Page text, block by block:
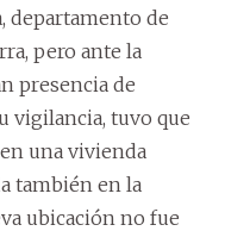
departamento de
pero ante la
presencia de
vigilancia, tuvo que
una vivienda
también en la
ubicación no fue